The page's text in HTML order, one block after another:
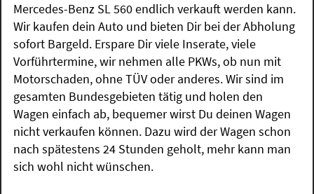
Mercedes-Benz SL 560 endlich verkauft werden kann.
Wir kaufen dein Auto und bieten Dir bei der Abholung
sofort Bargeld. Erspare Dir viele Inserate, viele
Vorführtermine, wir nehmen alle PKWs, ob nun mit
Motorschaden, ohne TÜV oder anderes. Wir sind im
gesamten Bundesgebieten tätig und holen den
Wagen einfach ab, bequemer wirst Du deinen Wagen
nicht verkaufen können. Dazu wird der Wagen schon
nach spätestens 24 Stunden geholt, mehr kann man
sich wohl nicht wünschen.